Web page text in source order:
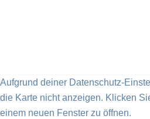
Aufgrund deiner Datenschutz-
die Karte nicht anzeigen. Klicken
einem neuen Fenster zu öffnen.